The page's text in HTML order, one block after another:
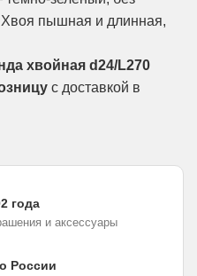
пышная и длинная,
хвойная d24/L270
с доставкой в
года
и аксессуары
России